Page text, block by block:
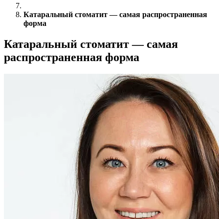
Катаральный стоматит — самая распространенная
форма
Катаральный стоматит — самая
распространенная форма